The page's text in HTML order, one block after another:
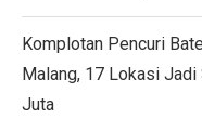
Komplotan Pencuri
Malang, 17 Lokasi Jadi
Juta